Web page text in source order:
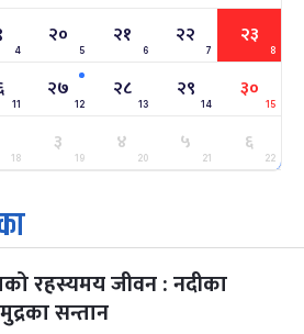
- Mar 8, 2027
७ महिना बाँकी
Mar 9, 2027
७ महिना बाँकी
2027
2027
७ महिना बाँकी
4
२०
5
२१
6
२२
7
२३
8
11
२७
12
२८
13
२९
14
३०
15
18
३
19
४
20
५
21
६
22
रहस्यमय जीवन : नदीका
सन्तान